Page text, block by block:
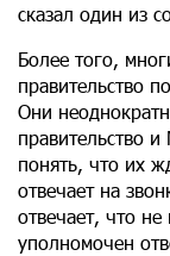
сказал один из
Более того,
правительство
Они
правительство
понять, что их
отвечает на
отвечает, что
уполномочен